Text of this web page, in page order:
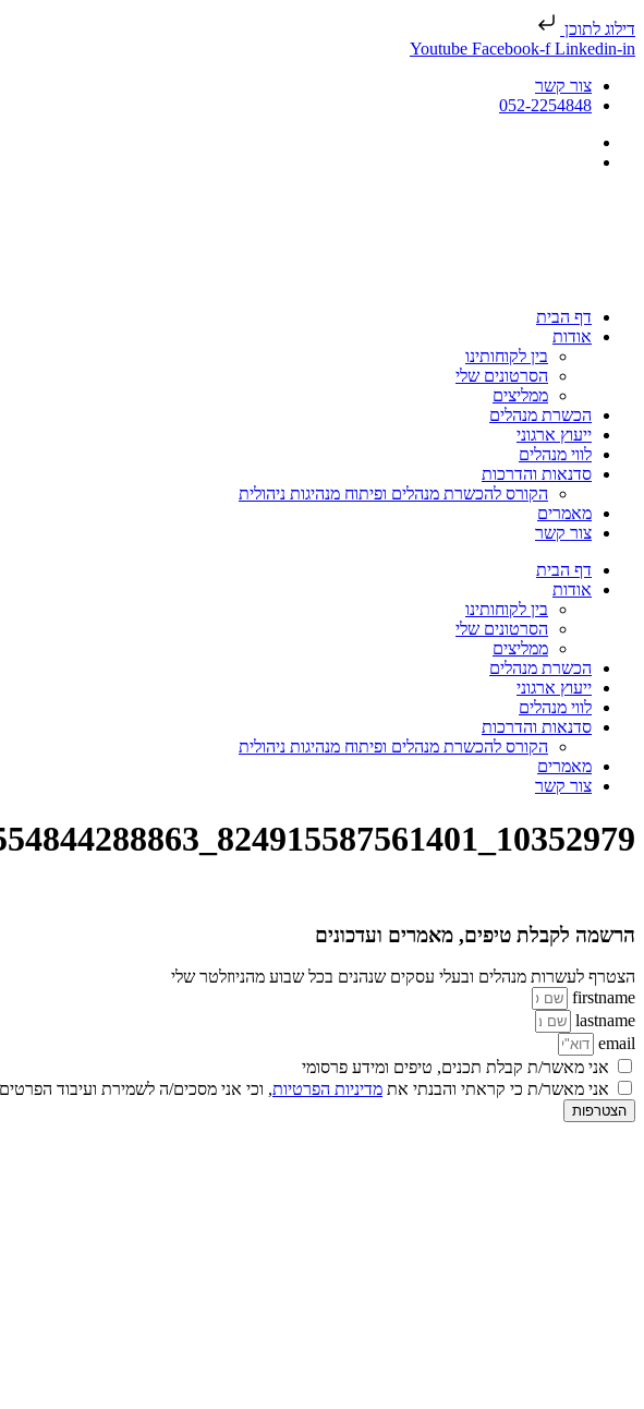
דילוג לתוכן
Youtube Facebook-f Linkedin-in
צור קשר
052-2254848
דף הבית
אודות
בין לקוחותינו
הסרטונים שלי
ממליצים
הכשרת מנהלים
ייעוץ ארגוני
לווי מנהלים
סדנאות והדרכות
הקורס להכשרת מנהלים ופיתוח מנהיגות ניהולית
מאמרים
צור קשר
דף הבית
אודות
בין לקוחותינו
הסרטונים שלי
ממליצים
הכשרת מנהלים
ייעוץ ארגוני
לווי מנהלים
סדנאות והדרכות
הקורס להכשרת מנהלים ופיתוח מנהיגות ניהולית
מאמרים
צור קשר
10352979_824915587561401_5219260554844288863_n
הרשמה לקבלת טיפים, מאמרים ועדכונים
הצטרף לעשרות מנהלים ובעלי עסקים שנהנים בכל שבוע מהניוזלטר שלי
firstname
lastname
email
אני מאשר/ת קבלת תכנים, טיפים ומידע פרסומי
אני מאשר/ת כי קראתי והבנתי את מדיניות הפרטיות, וכי אני מסכים/ה לשמירת ועיבוד
הצטרפות